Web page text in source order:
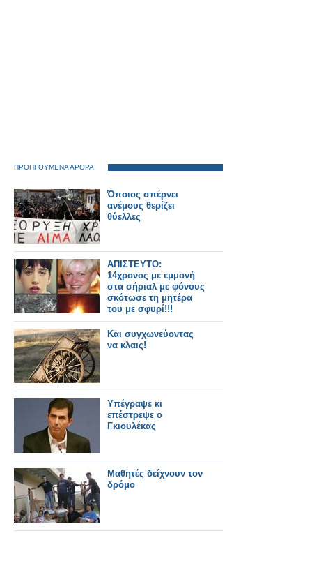
ΠΡΟΗΓΟΥΜΕΝΑ ΑΡΘΡΑ
Όποιος σπέρνει
ανέμους θερίζει
θύελλες
ΑΠΙΣΤΕΥΤΟ:
14χρονος με εμμονή
στα σήριαλ με φόνους
σκότωσε τη μητέρα
του με σφυρί!!!
Και συγχωνεύοντας
να κλαις!
Υπέγραψε κι
επέστρεψε ο
Γκιουλέκας
Μαθητές δείχνουν τον
δρόμο